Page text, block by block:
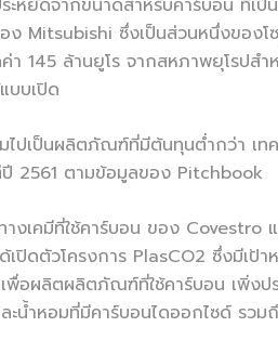
Mitsubishi ซึ่งเป็นส่วนหนึ่งของโ
145 ล้านยูโร จากสหภาพยุโรปส
บบเปิด
ปเป็นผลิตภัณฑ์ที่มีต้นทุนต่ำกว่า เท
2561 ตามข้อมูลของ Pitchbook
งเคมีที่ใช้คาร์บอน ของ Covestro
ดตัวโครงการ PlasCO2 ซึ่งมีเป้า
ผลิตผลิตภัณฑ์ที่ใช้คาร์บอน เพิ่งป
ะน้ำหอมที่มีคาร์บอนไดออกไซด์ ร